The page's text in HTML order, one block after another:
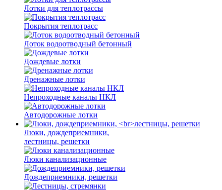
Лотки для теплотрассы
Покрытия теплотрасс
Лоток водоотводный бетонный
Дождевые лотки
Дренажные лотки
Непроходные каналы НКЛ
Автодорожные лотки
Люки, дождеприемники,
лестницы, решетки
Люки канализационные
Дождеприемники, решетки